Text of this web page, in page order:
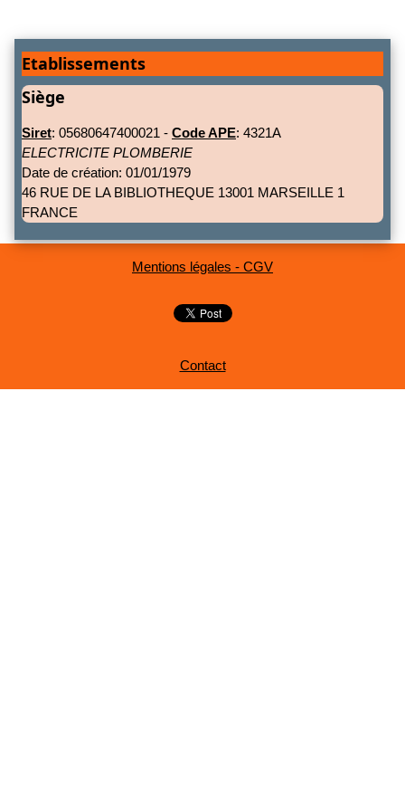
Etablissements
Siège
Siret: 05680647400021 - Code APE: 4321A
ELECTRICITE PLOMBERIE
Date de création: 01/01/1979
46 RUE DE LA BIBLIOTHEQUE 13001 MARSEILLE 1
FRANCE
Mentions légales - CGV
Contact